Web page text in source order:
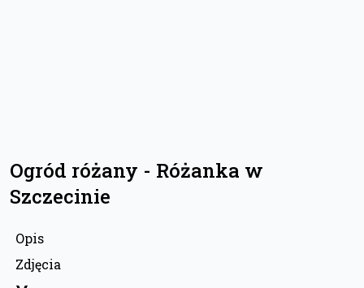
Ogród różany - Różanka w
Szczecinie
Opis
Zdjęcia